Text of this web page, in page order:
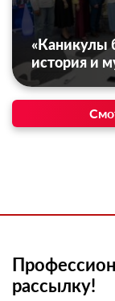
«Каникулы
история и
рассылку!